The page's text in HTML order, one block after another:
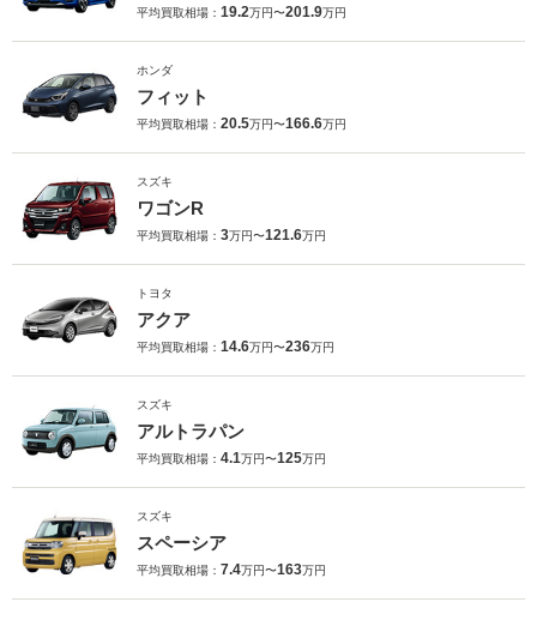
平均買取相場： 19.2万円〜201.9万円
ホンダ
フィット
平均買取相場： 20.5万円〜166.6万円
スズキ
ワゴンR
平均買取相場： 3万円〜121.6万円
トヨタ
アクア
平均買取相場： 14.6万円〜236万円
スズキ
アルトラパン
平均買取相場： 4.1万円〜125万円
スズキ
スペーシア
平均買取相場： 7.4万円〜163万円